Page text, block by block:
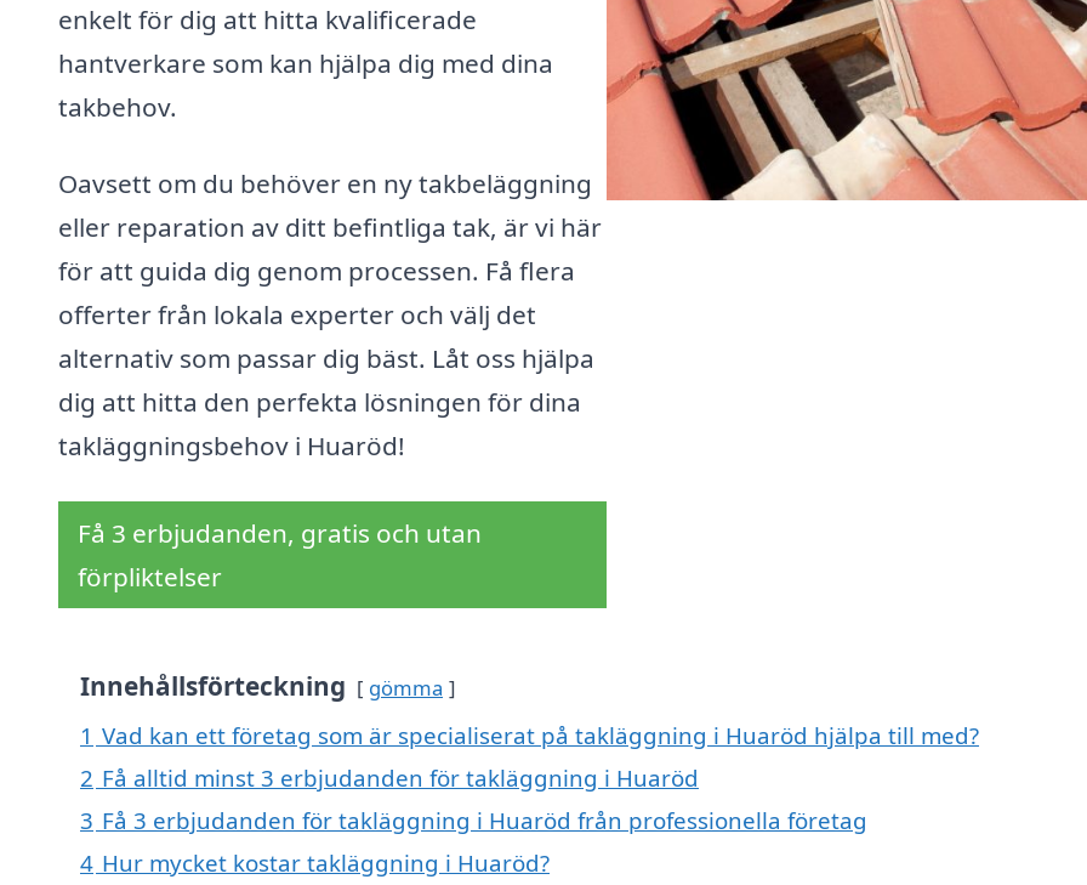
enkelt för dig att hitta kvalificerade
hantverkare som kan hjälpa dig med dina
takbehov.
Oavsett om du behöver en ny takbeläggning
eller reparation av ditt befintliga tak, är vi här
för att guida dig genom processen. Få flera
offerter från lokala experter och välj det
alternativ som passar dig bäst. Låt oss hjälpa
dig att hitta den perfekta lösningen för dina
takläggningsbehov i Huaröd!
Få 3 erbjudanden, gratis och utan
förpliktelser
Innehållsförteckning gömma
1 Vad kan ett företag som är specialiserat på takläggning i Huaröd hjälpa till med?
2 Få alltid minst 3 erbjudanden för takläggning i Huaröd
3 Få 3 erbjudanden för takläggning i Huaröd från professionella företag
4 Hur mycket kostar takläggning i Huaröd?